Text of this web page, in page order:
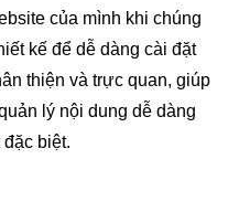
của mình khi chúng
kế để dễ dàng cài đặt
thiện và trực quan, giúp
lý nội dung dễ dàng
biệt.